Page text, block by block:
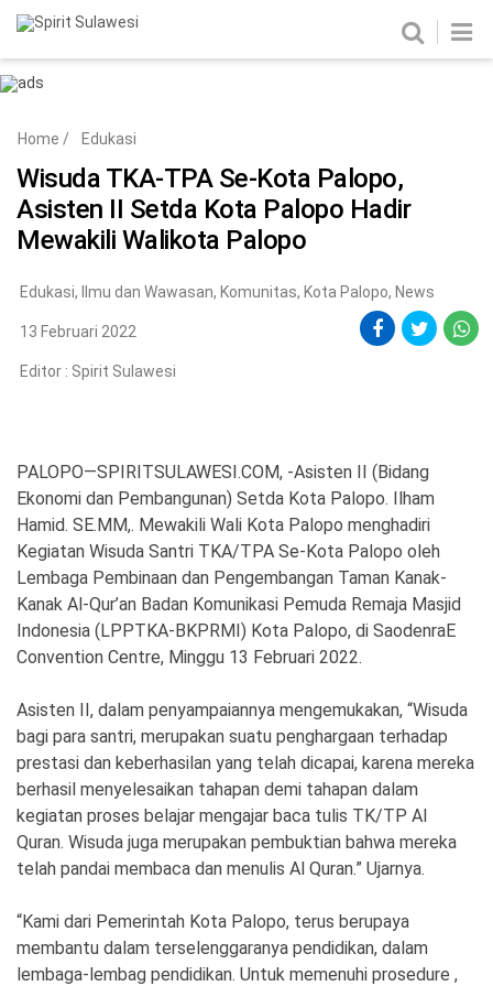
Politik Hukum & Kriminal
Ekobis Tekno
Edukasi Komunitas
©
Copyright
2026
Spirit
Sulawesi
Home / Edukasi
Wisuda TKA-TPA Se-Kota Palopo,
Asisten II Setda Kota Palopo Hadir
Mewakili Walikota Palopo
Edukasi, Ilmu dan Wawasan, Komunitas, Kota Palopo, News
13 Februari 2022
Editor : Spirit Sulawesi
PALOPO—SPIRITSULAWESI.COM, -Asisten II (Bidang
Ekonomi dan Pembangunan) Setda Kota Palopo. Ilham
Hamid. SE.MM,. Mewakili Wali Kota Palopo menghadiri
Kegiatan Wisuda Santri TKA/TPA Se-Kota Palopo oleh
Lembaga Pembinaan dan Pengembangan Taman Kanak-
Kanak Al-Qur’an Badan Komunikasi Pemuda Remaja Masjid
Indonesia (LPPTKA-BKPRMI) Kota Palopo, di SaodenraE
Convention Centre, Minggu 13 Februari 2022.
Asisten II, dalam penyampaiannya mengemukakan, “Wisuda
bagi para santri, merupakan suatu penghargaan terhadap
prestasi dan keberhasilan yang telah dicapai, karena mereka
berhasil menyelesaikan tahapan demi tahapan dalam
kegiatan proses belajar mengajar baca tulis TK/TP Al
Quran. Wisuda juga merupakan pembuktian bahwa mereka
telah pandai membaca dan menulis Al Quran.” Ujarnya.
“Kami dari Pemerintah Kota Palopo, terus berupaya
membantu dalam terselenggaranya pendidikan, dalam
lembaga-lembag pendidikan. Untuk memenuhi prosedure ,